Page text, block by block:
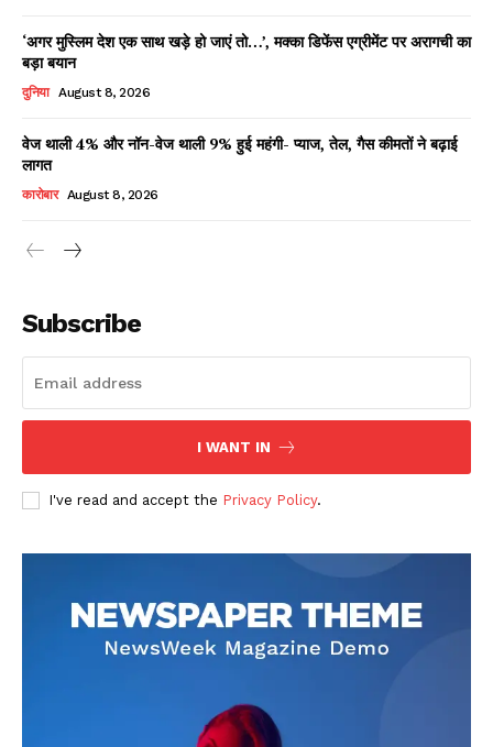
‘अगर मुस्लिम देश एक साथ खड़े हो जाएं तो…’, मक्का डिफेंस एग्रीमेंट पर अरागची का
बड़ा बयान
दुनिया August 8, 2026
वेज थाली 4% और नॉन-वेज थाली 9% हुई महंगी- प्याज, तेल, गैस कीमतों ने बढ़ाई
लागत
कारोबार August 8, 2026
Subscribe
I WANT IN
I've read and accept the Privacy Policy.